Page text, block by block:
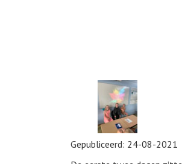
Gepubliceerd: 24-08-2021